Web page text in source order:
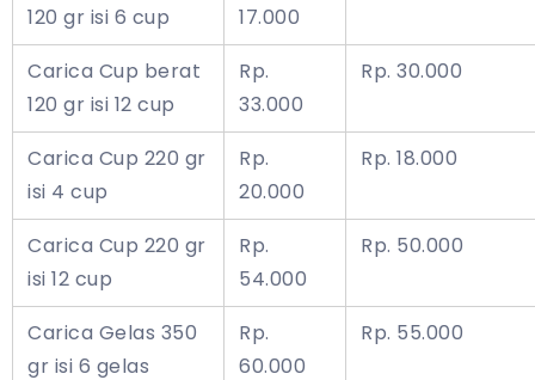
120 gr isi 6 cup
17.000
Carica Cup berat
120 gr isi 12 cup
Rp.
33.000
Rp. 30.000
Carica Cup 220 gr
isi 4 cup
Rp.
20.000
Rp. 18.000
Carica Cup 220 gr
isi 12 cup
Rp.
54.000
Rp. 50.000
Carica Gelas 350
gr isi 6 gelas
Rp.
60.000
Rp. 55.000